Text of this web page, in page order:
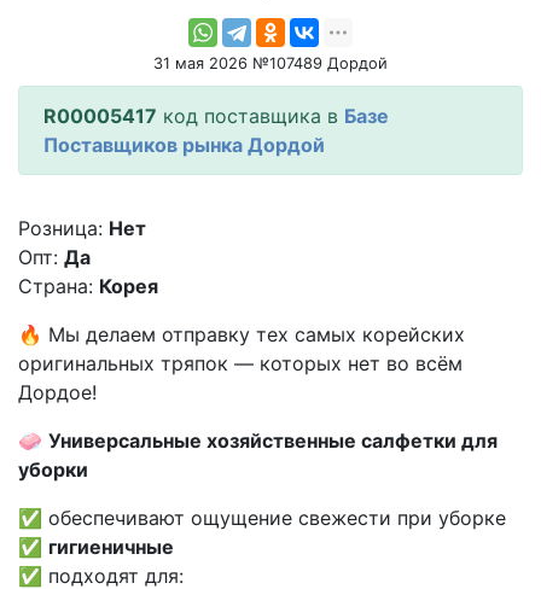
31 мая 2026 №107489 Дордой
R00005417 код поставщика в Базе
Поставщиков рынка Дордой
Розница: Нет
Опт: Да
Страна: Корея
🔥 Мы делаем отправку тех самых корейских
оригинальных тряпок — которых нет во всём
Дордое!
🧼 Универсальные хозяйственные салфетки для
уборки
✅ обеспечивают ощущение свежести при уборке
✅ гигиеничные
✅ подходят для: